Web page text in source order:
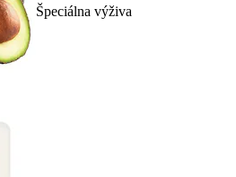
Špeciálna výživa